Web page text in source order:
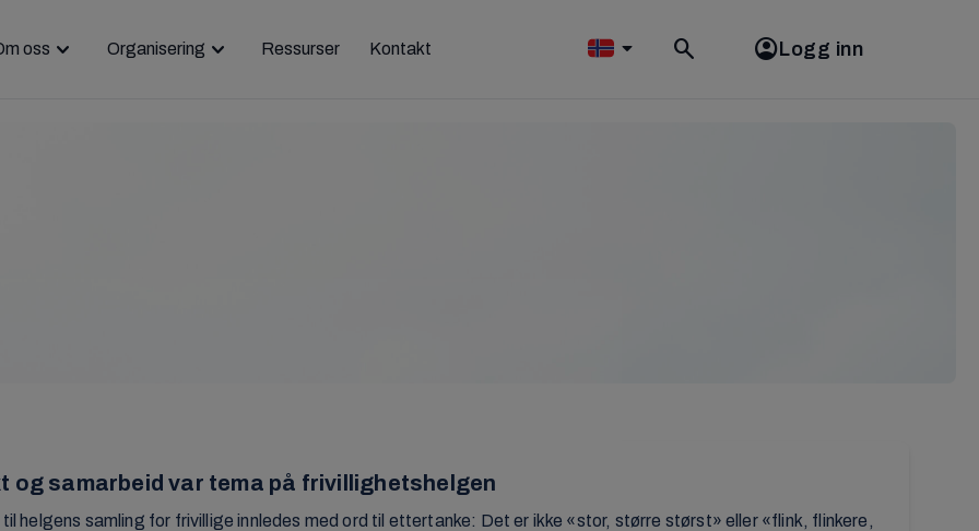
oss Organisering Ressurser Kontakt
Toggle
Logg inn
og samarbeid var tema på frivillighetshelgen
til helgens samling for frivillige innledes med ord til ettertanke: Det er ikke «stor, større størst» eller «flink, flinkere,